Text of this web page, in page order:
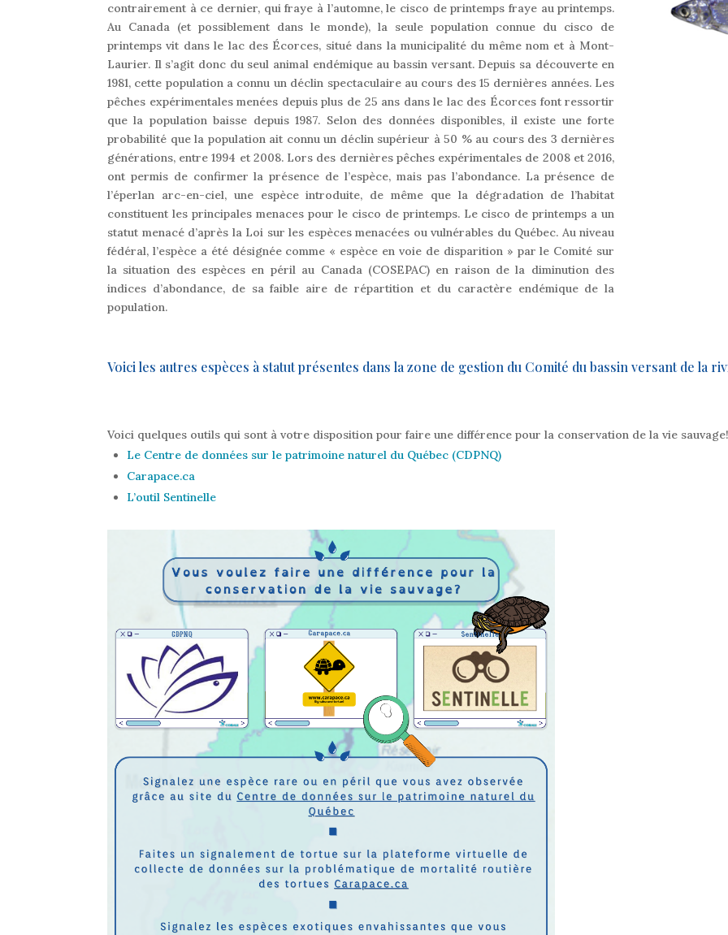
contrairement à ce dernier, qui fraye à l’automne, le cisco de printemps fraye au printemps.
Au Canada (et possiblement dans le monde), la seule population connue du cisco de
printemps vit dans le lac des Écorces, situé dans la municipalité du même nom et à Mont-
Laurier. Il s’agit donc du seul animal endémique au bassin versant. Depuis sa découverte en
1981, cette population a connu un déclin spectaculaire au cours des 15 dernières années. Les
pêches expérimentales menées depuis plus de 25 ans dans le lac des Écorces font ressortir
que la population baisse depuis 1987. Selon des données disponibles, il existe une forte
probabilité que la population ait connu un déclin supérieur à 50 % au cours des 3 dernières
générations, entre 1994 et 2008. Lors des dernières pêches expérimentales de 2008 et 2016,
ont permis de confirmer la présence de l’espèce, mais pas l’abondance. La présence de
l’éperlan arc-en-ciel, une espèce introduite, de même que la dégradation de l’habitat
constituent les principales menaces pour le cisco de printemps. Le cisco de printemps a un
statut menacé d’après la Loi sur les espèces menacées ou vulnérables du Québec. Au niveau
fédéral, l’espèce a été désignée comme « espèce en voie de disparition » par le Comité sur
la situation des espèces en péril au Canada (COSEPAC) en raison de la diminution des
indices d’abondance, de sa faible aire de répartition et du caractère endémique de la
population.
Voici les autres espèces à statut présentes dans la zone de gestion du Comité du bassin versant de la
Voici quelques outils qui sont à votre disposition pour faire une différence pour la conservation de la vie sauvage!
Le Centre de données sur le patrimoine naturel du Québec (CDPNQ)
Carapace.ca
L’outil Sentinelle